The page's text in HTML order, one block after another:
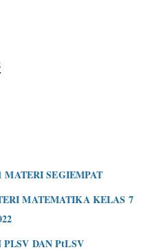
SEGIEMPAT
MATEMATIKA KELAS 7
DAN PtLSV